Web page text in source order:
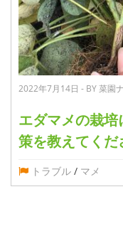
2022年7月14日 - BY 菜園
エダマメの栽
策を教えてくだ
トラブル / マメ